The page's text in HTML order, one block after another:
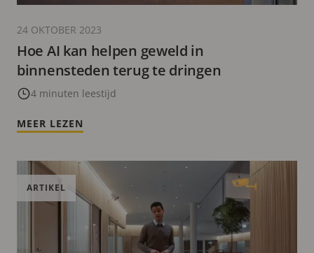
Hoe AI kan helpen geweld in
binnensteden terug te dringen
4 minuten leestijd
24 OKTOBER 2023
MEER LEZEN
ARTIKEL